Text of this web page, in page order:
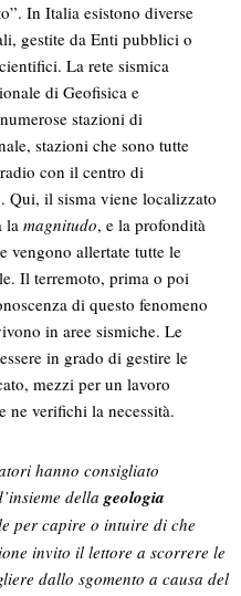
In Italia esistono diverse
gestite da Enti pubblici o
La rete sismica
di Geofisica e
stazioni di
stazioni che sono tutte
con il centro di
Qui, il sisma viene localizzato
la magnitudo, e la profondità
vengono allertate tutte le
Il terremoto, prima o poi
di questo fenomeno
in aree sismiche. Le
in grado di gestire le
mezzi per un lavoro
ne verifichi la necessità.
hanno consigliato
della geologia
per capire o intuire di che
invito il lettore a scorrere le
dallo sgomento a causa del